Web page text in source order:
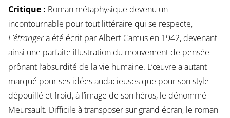
Critique : Roman métaphysique devenu un
incontournable pour tout littéraire qui se respecte,
L’étrangera été écrit par Albert Camus en 1942, devenant
ainsi une parfaite illustration du mouvement de pensée
prônant l’absurdité de la vie humaine. L’œuvre a autant
marqué pour ses idées audacieuses que pour son style
dépouillé et froid, à l’image de son héros, le dénommé
Meursault. Difficile à transposer sur grand écran, le roman